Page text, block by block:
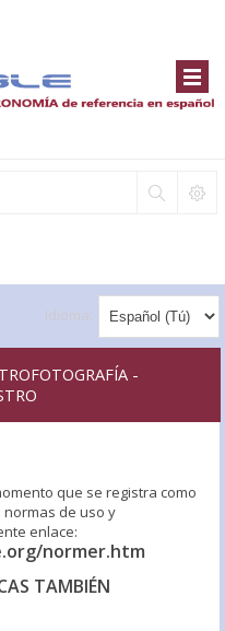
Idioma:
-
que se registra como
de uso y
enlace:
normer.htm
TAMBIÉN